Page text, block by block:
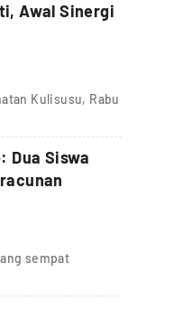
Awal Sinergi
Kulisusu, Rabu
Dua Siswa
sempat